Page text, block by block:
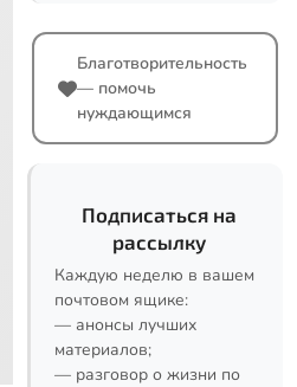
Благотворительность
— помочь
нуждающимся
Подписаться на
рассылку
Каждую неделю в вашем
почтовом ящике:
— анонсы лучших
материалов;
— разговор о жизни по